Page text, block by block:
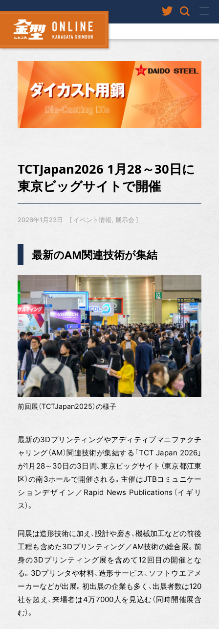
TCTJapan2026 1月28～30日に
東京ビッグサイトで開催
2026年1月23日 イベント情報 展示会
最新のAM関連技術が集結
前回展（TCTJapan2025）の様子
最新の3Dプリンティングやアディティブマニファクチ
ャリング（AM）関連技術が集結する「TCT Japan 2026」
が1月28～30日の3日間、東京ビッグサイト（東京都江東
区）の南3ホールで開催される。主催はJTBコミュニケー
ションデザイン／Rapid News Publications（イギリ
ス）。
同展は造形技術に加え、設計や磨き、機械加工などの前後
工程も含めた3Dプリンティング／AM技術の総合展。前
身の3Dプリンティング展を含めて12回目の開催とな
る。3Dプリンタや材料、造形サービス、ソフトウエアメ
ーカーなどが出展。初出展の企業も多く、出展者数は120
社を超え、来場者は4万7000人を見込む（同時開催展含
む）。